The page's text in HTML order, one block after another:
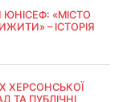
«МІСТО
– ІСТОРІЯ
ХЕРСОНСЬКОЇ
ТА ПУБЛІЧНІ